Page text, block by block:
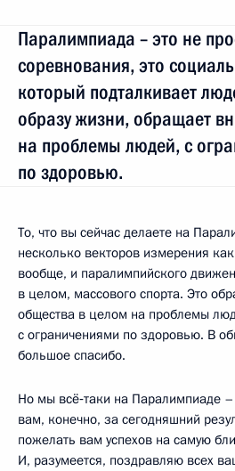
Паралимпиада – это не
соревнования, это
который подталкивает
образу жизни, обращает
на проблемы людей, с
по здоровью.
То, что вы сейчас делаете на
несколько векторов измерения
вообще, и паралимпийского
в целом, массового спорта. Это
общества в целом на проблемы
с ограничениями по здоровью. В
большое спасибо.
Но мы всё‑таки на Паралимпиаде
вам, конечно, за сегодняшний
пожелать вам успехов на самую
И, разумеется, поздравляю всех